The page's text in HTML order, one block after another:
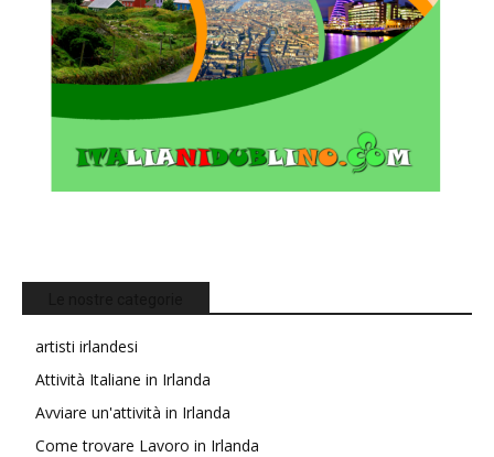
artisti irlandesi
Attività Italiane in Irlanda
Avviare un'attività in Irlanda
Come trovare Lavoro in Irlanda